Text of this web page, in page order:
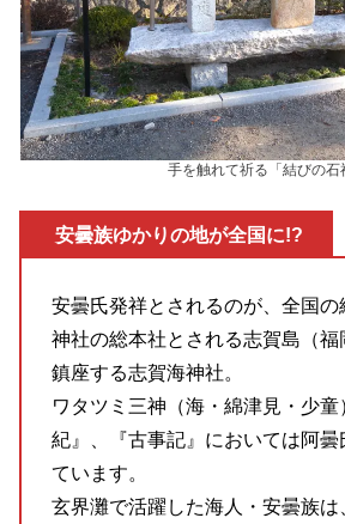
手を触れて祈る「結びの石
安曇族ゆかりの地が全国に!?
安曇氏発祥とされるのが、全国
神社の総本社とされる志賀島（福
鎮座する志賀海神社。
ワタツミ三神（海・綿津見・少
紀』、『古事記』においては阿
ています。
玄界灘で活躍した海人・安曇族は